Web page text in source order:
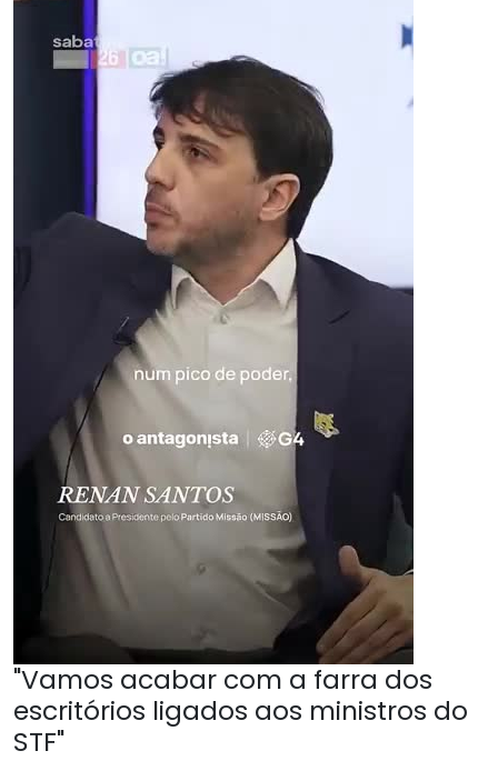
"Vamos acabar com a farra dos
escritórios ligados aos ministros do
STF"